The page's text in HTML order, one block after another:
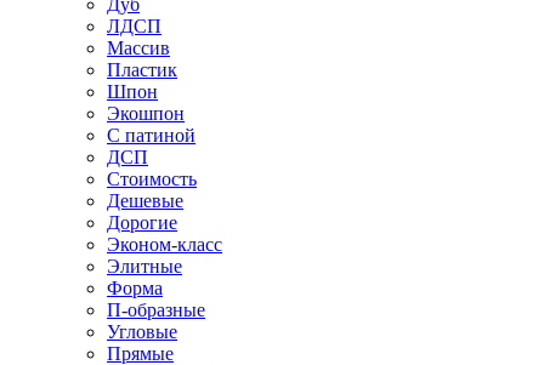
Дуб
ЛДСП
Массив
Пластик
Шпон
Экошпон
С патиной
ДСП
Стоимость
Дешевые
Дорогие
Эконом-класс
Элитные
Форма
П-образные
Угловые
Прямые